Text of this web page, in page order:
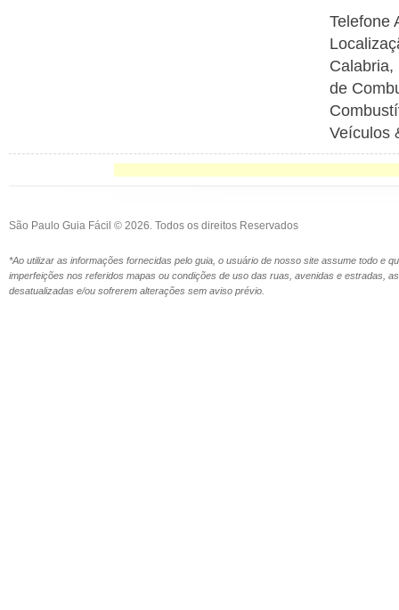
Telefone
Calabria,
de
Veículos
São Paulo Guia Fácil © 2026. Todos os direitos Reservados
*Ao utilizar as informações fornecidas pelo guia, o usuário de nosso site assume todo e
imperfeições nos referidos mapas ou condições de uso das ruas, avenidas e estradas,
desatualizadas e/ou sofrerem alterações sem aviso prévio.